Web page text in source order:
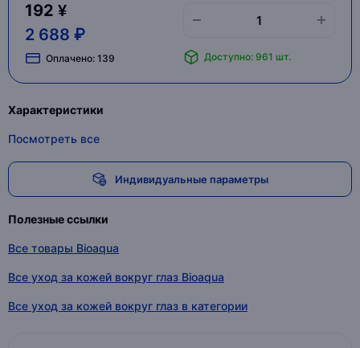
192 ¥
2 688 ₽
Оплачено: 139 Доступно: 961 шт.
Характеристики
Посмотреть все
Индивидуальные параметры
Полезные ссылки
Все товары Bioaqua
Все уход за кожей вокруг глаз Bioaqua
Все уход за кожей вокруг глаз в категории